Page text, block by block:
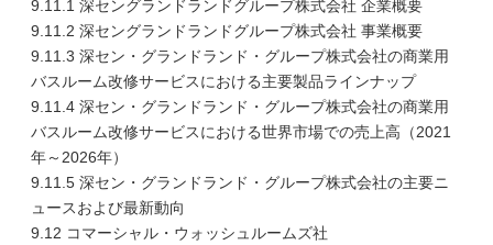
9.11.1 深セングランドランドグループ株式会社 企業概要
9.11.2 深セングランドランドグループ株式会社 事業概要
9.11.3 深セン・グランドランド・グループ株式会社の商業用
バスルーム改修サービスにおける主要製品ラインナップ
9.11.4 深セン・グランドランド・グループ株式会社の商業用
バスルーム改修サービスにおける世界市場での売上高（2021
年～2026年）
9.11.5 深セン・グランドランド・グループ株式会社の主要ニ
ュースおよび最新動向
9.12 コマーシャル・ウォッシュルームズ社